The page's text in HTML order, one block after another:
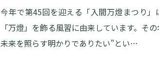
今年で第45回を迎える「入間万燈まつり
「万燈」を飾る風習に由来しています。そ
未来を照らす明かりでありたい”とい…